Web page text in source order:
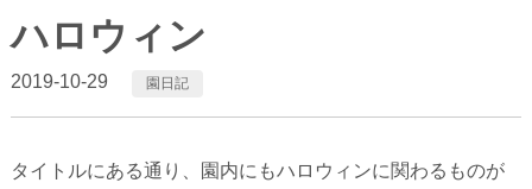
ハロウィン
2019-10-29 園日記
タイトルにある通り、園内にもハロウィンに関わるものが